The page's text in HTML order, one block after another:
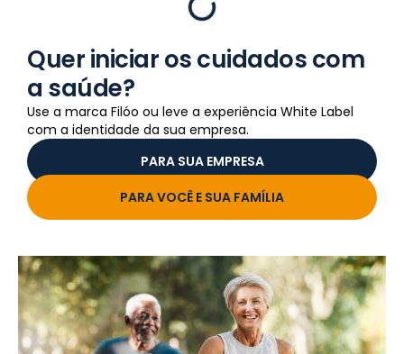
Quer iniciar os cuidados com
a saúde?
Use a marca Filóo ou leve a experiência White Label
com a identidade da sua empresa.
PARA SUA EMPRESA
PARA VOCÊ E SUA FAMÍLIA